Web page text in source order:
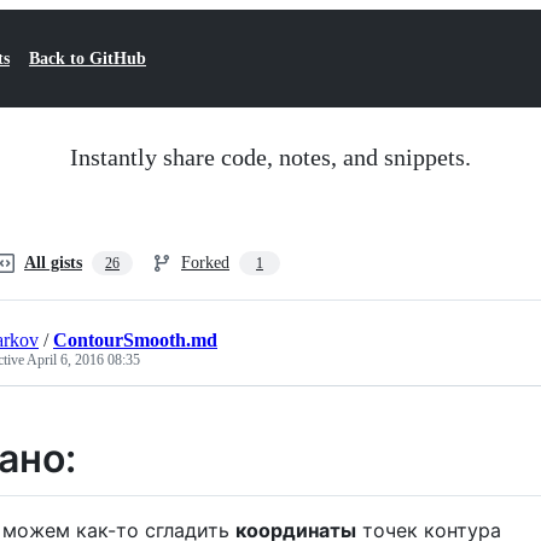
Back to GitHub
Instantly share code, notes, and snippets.
All gists 26 Forked 1
/ContourSmooth.md
April 6, 2016 08:35
как-то сгладить координаты точек контура